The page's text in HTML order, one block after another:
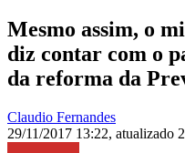
Mesmo assim, o
diz contar com o
da reforma da
Claudio Fernandes
29/11/2017 13:22, atualizado